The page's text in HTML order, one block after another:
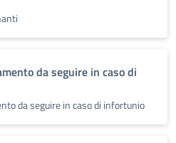
da seguire in caso di
da seguire in caso di infortunio